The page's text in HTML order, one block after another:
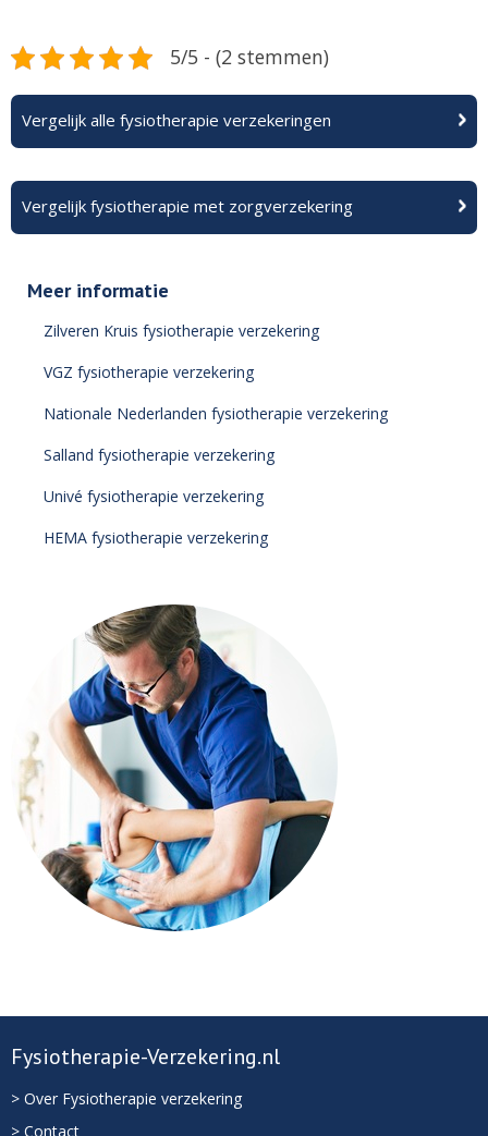
5/5 - (2 stemmen)
Vergelijk alle fysiotherapie verzekeringen
Vergelijk fysiotherapie met zorgverzekering
Meer informatie
Zilveren Kruis fysiotherapie verzekering
VGZ fysiotherapie verzekering
Nationale Nederlanden fysiotherapie verzekering
Salland fysiotherapie verzekering
Univé fysiotherapie verzekering
HEMA fysiotherapie verzekering
Fysiotherapie-Verzekering.nl
> Over Fysiotherapie verzekering
> Contact